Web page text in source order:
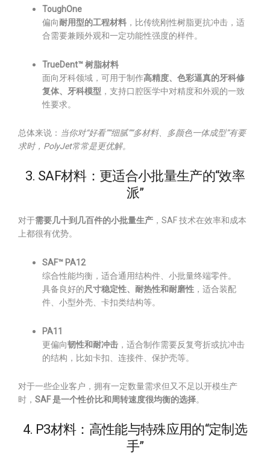
ToughOne
偏向耐用型的工程材料 ，比传统刚性树脂更抗冲击，适
合需要兼顾外观和一定功能性强度的样件。
TrueDent™ 树脂材料
面向牙科领域，可用于制作高精度、色彩逼真的牙科修
复体、牙科模型 ，支持口腔医学中对精度和外观的一致
性要求。
总体来说： 当你对“好看”“细腻”“多材料、多颜色一体成型”有要
求时，PolyJet常常是更优解。
3. SAF材料：更适合小批量生产的“效率
派”
对于需要几十到几百件的小批量生产 ，SAF 技术在效率和成本
上都很有优势。
SAF™ PA12
综合性能均衡，适合通用结构件、小批量终端零件。
具备良好的尺寸稳定性、耐热性和耐磨性 ，适合装配
件、小型外壳、卡扣类结构等。
PA11
更偏向韧性和耐冲击 ，适合制作需要反复弯折或抗冲击
的结构，比如卡扣、连接件、保护壳等。
对于一些企业客户，拥有一定数量需求但又不足以开模生产
时， SAF 是一个性价比和周转速度很均衡的选择。
4. P3材料：高性能与特殊应用的“定制选
手”